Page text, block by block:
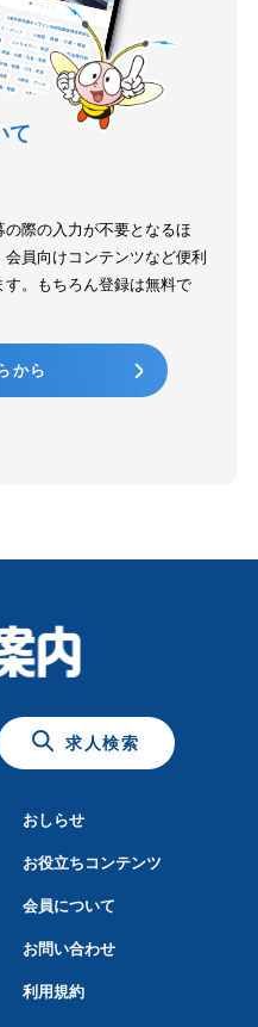
て
際の入力が不要となるほ
員向けコンテンツなど便利
。もちろん登録は無料で
から
求人検索
おしらせ
お役立ちコンテンツ
会員について
お問い合わせ
利用規約